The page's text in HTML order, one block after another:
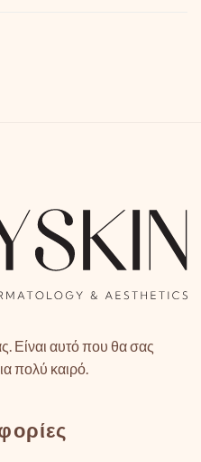
Είναι αυτό που θα σας
πολύ καιρό.